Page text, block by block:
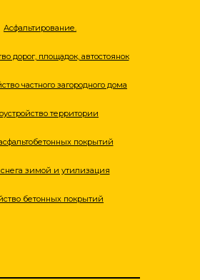
Асфальтирование.
дорог, площадок, автостоянок
частного загородного дома
территории
покрытий
зимой и утилизация
бетонных покрытий